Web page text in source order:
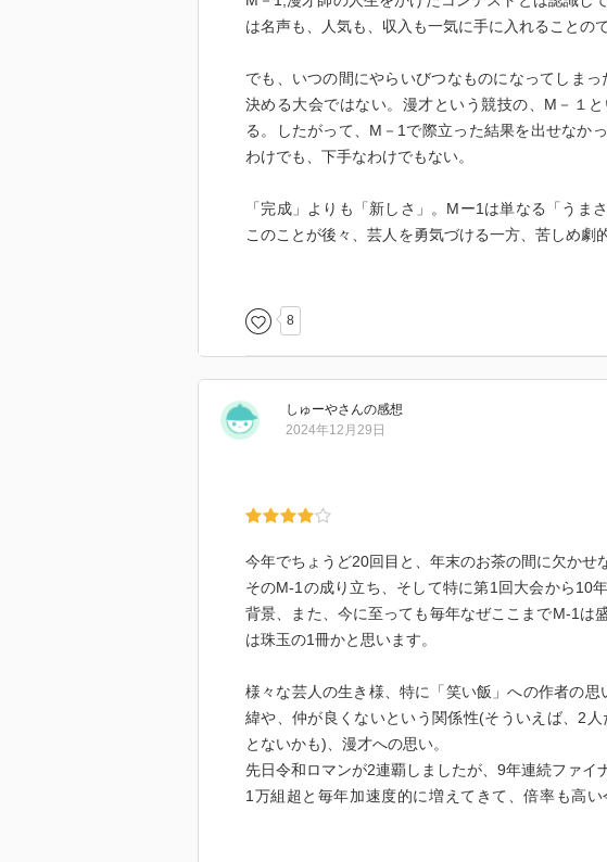
02年から2010年まで、9年連続でM-1の決勝ラウン
会で悲願の初優勝を果たした「M-1の申し子」だか
実は、笑い飯はコンビ仲が良くない。M-1優勝前こ
後はネタ合わせ以外全く口を利かないという。その
哲夫が考えるネタに対して西田が素っ気なくリアク
田がぼんやりと興味を示したときに初めて「アタリ
をひねり、打合せ室から笑いが漏れてやっと形にな
二人は決して歩み寄らない。非効率、非合理、非論
本書にはこうした「哲夫と西田の我の強さ」がた
はずっと笑かし合いで、席を立ったら必ず面白いこ
いのためなら恥も下半身もさらけ出すのは当たり前
はお笑い界から去っていく。そんな弱肉強食の環境
俺のほうが面白い」と思っていたのだから、自然
できないがゆえの発明だった。相手のボケでウケる
もしろい。だからお互いが公平にボケられるダブル
漫才とは結局、「ケンカ」なのだ。コンビ内でのボ
ざるを得ない。そしてそのボルテージが最高潮に高
高峰の舞台に立つため、芸人は何日も寝ないでネタ
れを否定され、誰も笑ってくれないという地獄を
る。
するために。（略）芸人にとって、M-1は出たい
は名声も、人気も、収入も一気に手に入れることの
でも、いつの間にやらいびつなものになってしま
決める大会ではない。漫才という競技の、M－１
る。したがって、M－1で際立った結果を出せなか
わけでも、下手なわけでもない。
「完成」よりも「新しさ」。Mー1は単なる「うま
このことが後々、芸人を勇気づける一方、苦しめ劇
でもそこでの優勝者と敗退者のその後には雲泥の差が
単にあははと笑っていたテレビ番組、漫才とは何か
真剣に取り組めば取り組むだけ、それは狂気に満ち
8
しゅーやさんの感想
2024年12月29日
今年でちょうど20回目と、年末のお茶の間に欠かせ
そのM-1の成り立ち、そして特に第1回大会から10
背景、また、今に至っても毎年なぜここまでM-1は
は珠玉の1冊かと思います。
様々な芸人の生き様、特に「笑い飯」への作者の
緯や、仲が良くないという関係性(そういえば、2
とないかも)、漫才への思い。
先日令和ロマンが2連覇しましたが、9年連続ファイ
1万組超と毎年加速度的に増えてきて、倍率も高
そこまでのことを打ち立てながら、意外と千鳥や